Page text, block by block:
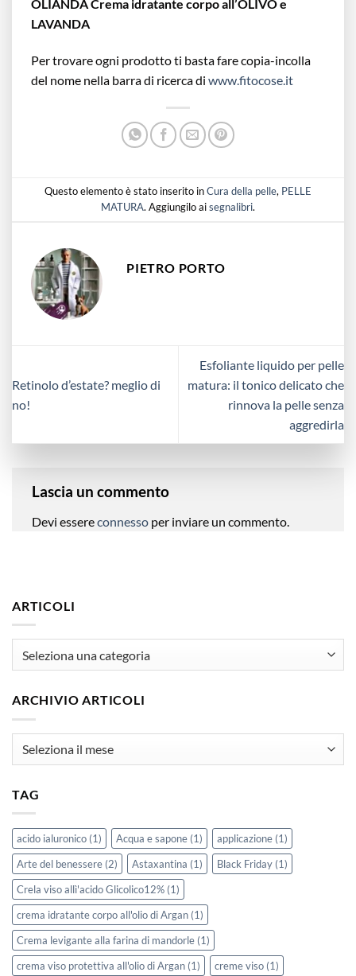
OLIANDA Crema idratante corpo all’OLIVO e
LAVANDA
Per trovare ogni prodotto ti basta fare copia-incolla
del nome nella barra di ricerca di www.fitocose.it
Questo elemento è stato inserito inCura della pelle, PELLE
MATURA. Aggiungilo aisegnalibri.
PIETRO PORTO
Retinolo d’estate? meglio di
no!
Esfoliante liquido per pelle
matura: il tonico delicato che
rinnova la pelle senza
aggredirla
Lascia un commento
Devi essereconnesso per inviare un commento.
ARTICOLI
ARCHIVIO ARTICOLI
TAG
acido ialuronico (1) Acqua e sapone (1) applicazione (1)
Arte del benessere (2) Astaxantina (1) Black Friday (1)
Crela viso allì'acido Glicolico12% (1)
crema idratante corpo all'olio di Argan (1)
Crema levigante alla farina di mandorle (1)
crema viso protettiva all'olio di Argan (1) creme viso (1)